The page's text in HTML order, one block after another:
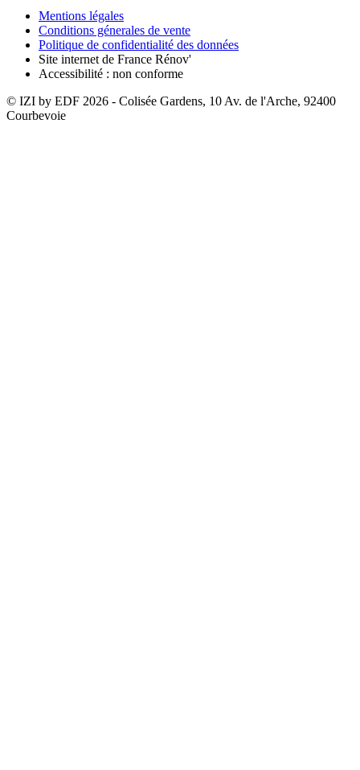
Mentions légales
Conditions génerales de vente
Politique de confidentialité des données
Site internet de France Rénov'
Accessibilité : non conforme
© IZI by EDF 2026 - Colisée Gardens, 10 Av. de l'Arche, 92400
Courbevoie